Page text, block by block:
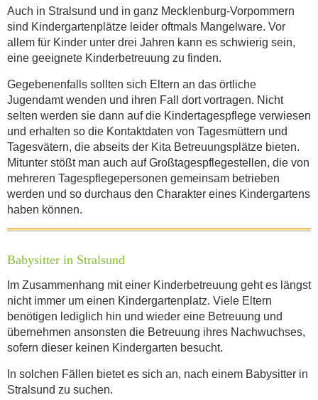
Auch in Stralsund und in ganz Mecklenburg-Vorpommern
sind Kindergartenplätze leider oftmals Mangelware. Vor
allem für Kinder unter drei Jahren kann es schwierig sein,
eine geeignete Kinderbetreuung zu finden.
Gegebenenfalls sollten sich Eltern an das örtliche
Jugendamt wenden und ihren Fall dort vortragen. Nicht
selten werden sie dann auf die Kindertagespflege verwiesen
und erhalten so die Kontaktdaten von Tagesmüttern und
Tagesvätern, die abseits der Kita Betreuungs­plätze bieten.
Mitunter stößt man auch auf Großtagespflegestellen, die von
mehreren Tagespflegepersonen gemeinsam betrieben
werden und so durchaus den Charakter eines Kindergartens
haben können.
Babysitter in Stralsund
Im Zusammenhang mit einer Kinderbetreuung geht es längst
nicht immer um einen Kindergartenplatz. Viele Eltern
benötigen lediglich hin und wieder eine Betreuung und
übernehmen ansonsten die Betreuung ihres Nachwuchses,
sofern dieser keinen Kindergarten besucht.
In solchen Fällen bietet es sich an, nach einem Babysitter in
Stralsund zu suchen.